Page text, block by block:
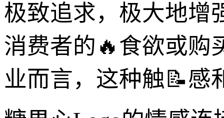
极致追求，极大地增
消费者的🔥食欲或购
业而言，这种触📝感